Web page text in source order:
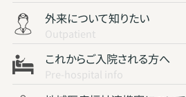
外来について知りたい
Outpatient
これからご入院される方へ
Pre-hospital info